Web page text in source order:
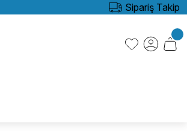
Sipariş Takip